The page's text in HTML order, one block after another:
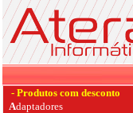
- Produtos com desconto
Adaptadores